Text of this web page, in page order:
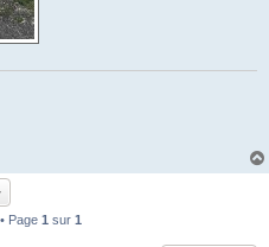
Page 1 sur 1